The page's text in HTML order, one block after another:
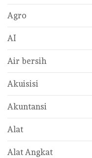
Agro
AI
Air bersih
Akuisisi
Akuntansi
Alat
Alat Angkat